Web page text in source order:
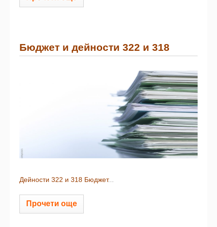
Бюджет и дейности 322 и 318
Дейности 322 и 318 Бюджет...
Прочети още